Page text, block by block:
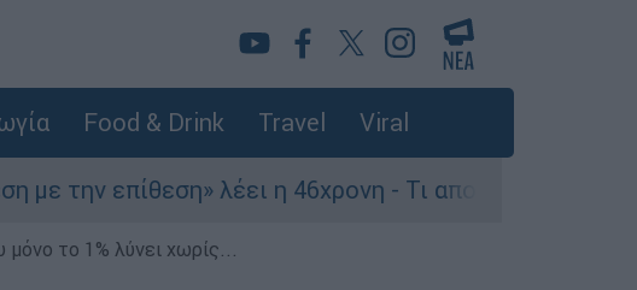
Food & Drink Travel Viral
επίθεση» λέει η 46χρονη - Τι αποκάλυψε στους
το 1% λύνει χωρίς...